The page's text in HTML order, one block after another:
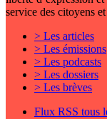
service des citoyens
> Les articles
> Les émissions
> Les podcasts
> Les dossiers
> Les brèves
Flux RSS tous